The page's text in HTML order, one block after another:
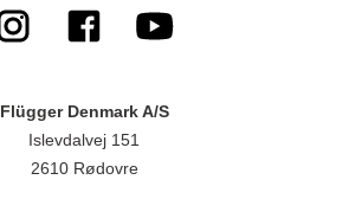
Flügger Denmark A/S
Islevdalvej 151
2610 Rødovre